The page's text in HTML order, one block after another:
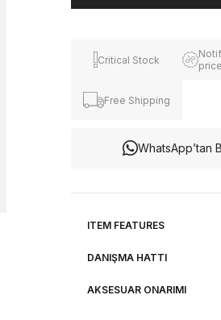
Critical Stock
Free Shipping
WhatsApp’tan
ITEM FEATURES
DANIŞMA HATTI
AKSESUAR ONARIMI